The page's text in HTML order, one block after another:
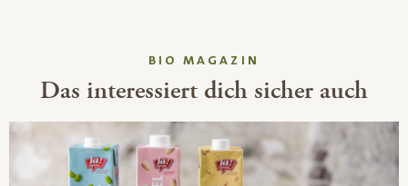
BIO MAGAZIN
Das interessiert dich sicher auch